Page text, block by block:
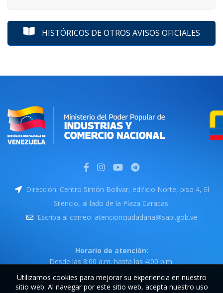
HISTÓRICOS DE OTROS AVISOS OFICIALES
Dirección: Centro Simón Bolívar, edificio Norte, piso 4, El
Silencio, al lado de la Plaza Caracas.
Escriba al correo: atencionciudadana@sapi.gob.ve
Horario de atención:
Desde las 8:00 a.m. hasta las 4:00 p.m.
Utilizamos cookies para mejorar su experiencia en nuestro
sitio web. Al navegar por este sitio web, acepta nuestro uso